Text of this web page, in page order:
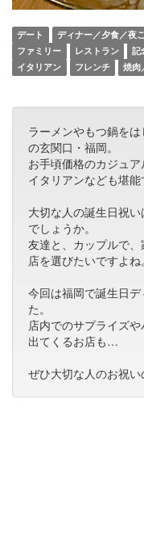
デート ディナー／夕食／夜
ファミリー
レストラン 記
イタリアン
フレンチ 焼肉
ラーメンやもつ鍋を
の玄関口・福岡。
お手頃価格のカジュ
イタリアンなども堪能
大切な人の誕生日祝
でしょうか。
友達と、カップルで
店を選びたいですよね。
今回は福岡で誕生日
た。
店内でのサプライズ
出てくるお店も…
ぜひ大切な人のお祝い